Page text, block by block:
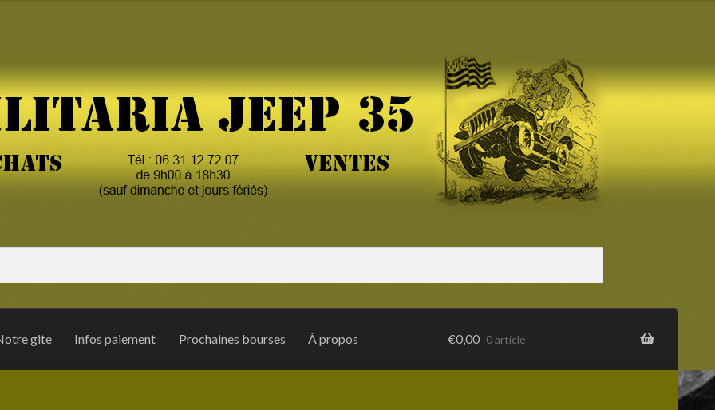
gite Infos paiement Prochaines bourses À propos €0,00 0 article